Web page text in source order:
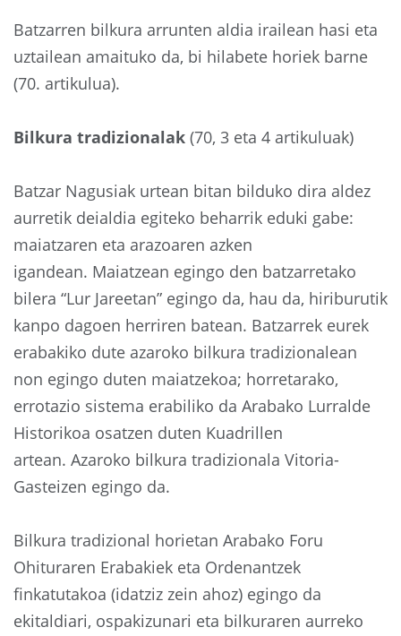
Batzarren bilkura arrunten aldia irailean hasi eta
uztailean amaituko da, bi hilabete horiek barne
(70. artikulua).
Bilkura tradizionalak (70, 3 eta 4 artikuluak)
Batzar Nagusiak urtean bitan bilduko dira aldez
aurretik deialdia egiteko beharrik eduki gabe:
maiatzaren eta arazoaren azken
igandean. Maiatzean egingo den batzarretako
bilera “Lur Jareetan” egingo da, hau da, hiriburutik
kanpo dagoen herriren batean. Batzarrek eurek
erabakiko dute azaroko bilkura tradizionalean
non egingo duten maiatzekoa; horretarako,
errotazio sistema erabiliko da Arabako Lurralde
Historikoa osatzen duten Kuadrillen
artean. Azaroko bilkura tradizionala Vitoria-
Gasteizen egingo da.
Bilkura tradizional horietan Arabako Foru
Ohituraren Erabakiek eta Ordenantzek
finkatutakoa (idatziz zein ahoz) egingo da
ekitaldiari, ospakizunari eta bilkuraren aurreko